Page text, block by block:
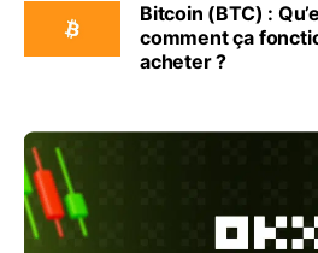
Bitcoin (BTC) :
comment ça
acheter ?